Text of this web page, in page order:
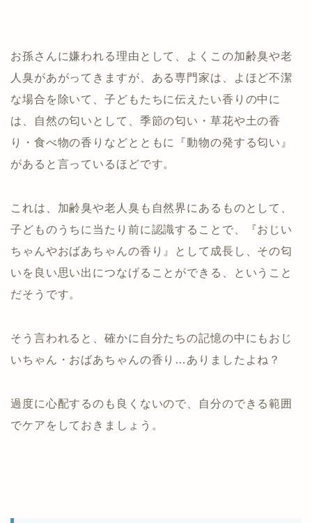
お孫さんに嫌われる理由として、よくこの加齢臭や老
人臭があがってきますが、ある専門家は、よほど不潔
な場合を除いて、子どもたちに伝えたい香りの中に
は、自然の匂いとして、季節の匂い・草花や土の香
り・食べ物の香りなどとともに『動物の発する匂い』
があると言っているほどです。
これは、加齢臭や老人臭も自然界にあるものとして、
子どものうちに当たり前に認識することで、『おじい
ちゃんやおばあちゃんの香り』として成長し、その匂
いを良い思い出につなげることができる、ということ
だそうです。
そう言われると、確かに自分たちの記憶の中にもおじ
いちゃん・おばあちゃんの香り…ありましたよね？
過度に心配するのも良くないので、自分のできる範囲
でケアをしておきましょう。